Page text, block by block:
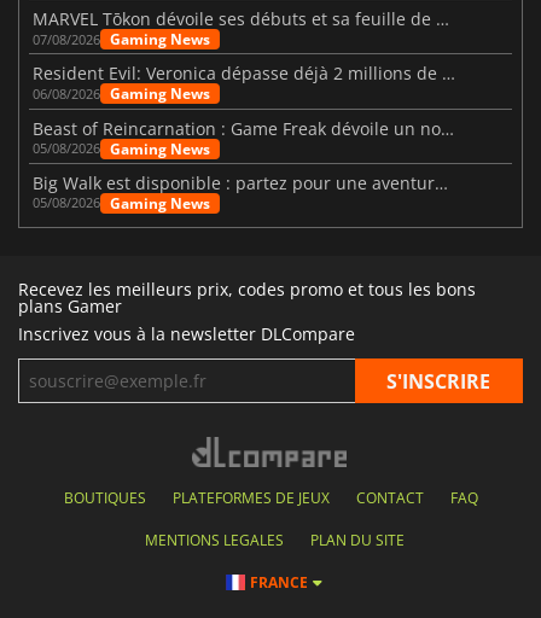
MARVEL Tōkon dévoile ses débuts et sa feuille de route
07/08/2026 Gaming News
Resident Evil: Veronica dépasse déjà 2 millions de wishlists
06/08/2026 Gaming News
Beast of Reincarnation : Game Freak dévoile un nouveau pari
05/08/2026 Gaming News
Big Walk est disponible : partez pour une aventure entre amis
05/08/2026 Gaming News
Recevez les meilleurs prix, codes promo et tous les bons
plans Gamer
Inscrivez vous à la newsletter DLCompare
BOUTIQUES PLATEFORMES DE JEUX CONTACT FAQ
MENTIONS LEGALES PLAN DU SITE
FRANCE